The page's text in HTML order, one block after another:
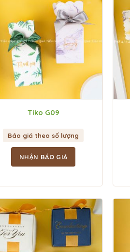
Tiko G09
Báo giá theo số lượng
NHẬN BÁO GIÁ